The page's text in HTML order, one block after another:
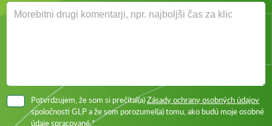
Potvrdzujem, že som si prečítal(a)Zásady ochrany osobných údajov
spoločnosti GLP a že som porozumel(a) tomu, ako budú moje osobné
údaje spracované.*